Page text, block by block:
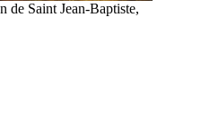
de Saint Jean-Baptiste,